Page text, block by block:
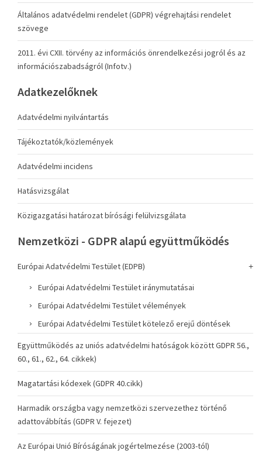
Általános adatvédelmi rendelet (GDPR) végrehajtási rendelet
szövege
2011. évi CXII. törvény az információs önrendelkezési jogról és az
információszabadságról (Infotv.)
Adatkezelőknek
Adatvédelmi nyilvántartás
Tájékoztatók/közlemények
Adatvédelmi incidens
Hatásvizsgálat
Közigazgatási határozat bírósági felülvizsgálata
Nemzetközi - GDPR alapú együttműködés
Európai Adatvédelmi Testület (EDPB)
Európai Adatvédelmi Testület iránymutatásai
Európai Adatvédelmi Testület vélemények
Európai Adatvédelmi Testület kötelező erejű döntések
Együttműködés az uniós adatvédelmi hatóságok között GDPR 56.,
60., 61., 62., 64. cikkek)
Magatartási kódexek (GDPR 40.cikk)
Harmadik országba vagy nemzetközi szervezethez történő
adattovábbítás (GDPR V. fejezet)
Az Európai Unió Bíróságának jogértelmezése (2003-tól)